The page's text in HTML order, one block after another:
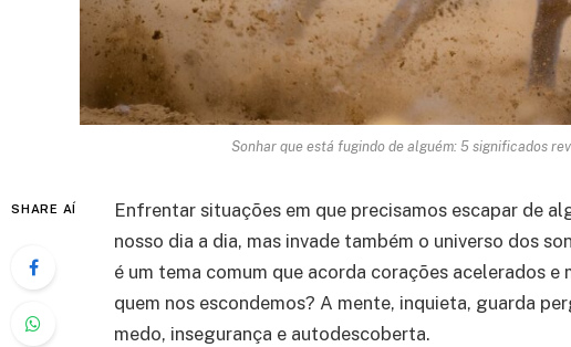
Sonhar que está fugindo de alguém: 5 significados
SHARE AÍ
Enfrentar situações em que precisamos escapar de
nosso dia a dia, mas invade também o universo dos
é um tema comum que acorda corações acelerados e
quem nos escondemos? A mente, inquieta, guarda
medo, insegurança e autodescoberta.